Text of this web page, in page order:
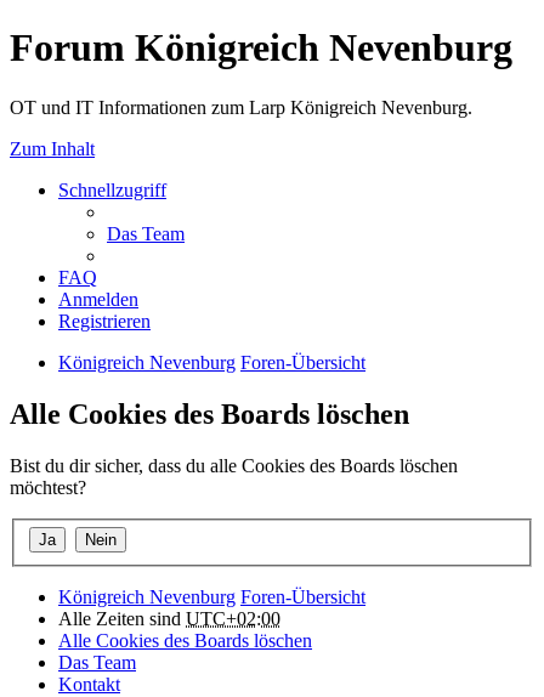
Forum Königreich Nevenburg
OT und IT Informationen zum Larp Königreich Nevenburg.
Zum Inhalt
Schnellzugriff
Das Team
FAQ
Anmelden
Registrieren
Königreich Nevenburg Foren-Übersicht
Alle Cookies des Boards löschen
Bist du dir sicher, dass du alle Cookies des Boards löschen
möchtest?
Königreich Nevenburg Foren-Übersicht
Alle Zeiten sind UTC+02:00
Alle Cookies des Boards löschen
Das Team
Kontakt